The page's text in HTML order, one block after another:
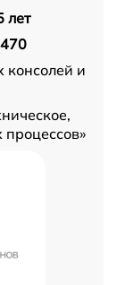
лет
консолей и
процессов»